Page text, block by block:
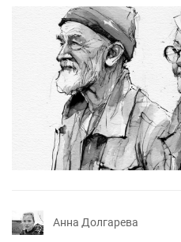
Анна Долгарева